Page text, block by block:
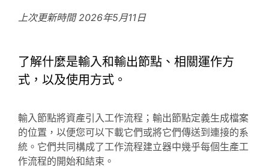
上次更新時間2026年5月11日
了解什麼是輸入和輸出節點、相關運作方
式，以及使用方式。
輸入節點將資產引入工作流程；輸出節點定義生成檔案
的位置，以便您可以下載它們或將它們傳送到連接的系
統。它們共同構成了工作流程建立器中幾乎每個生產工
作流程的開始和結束。